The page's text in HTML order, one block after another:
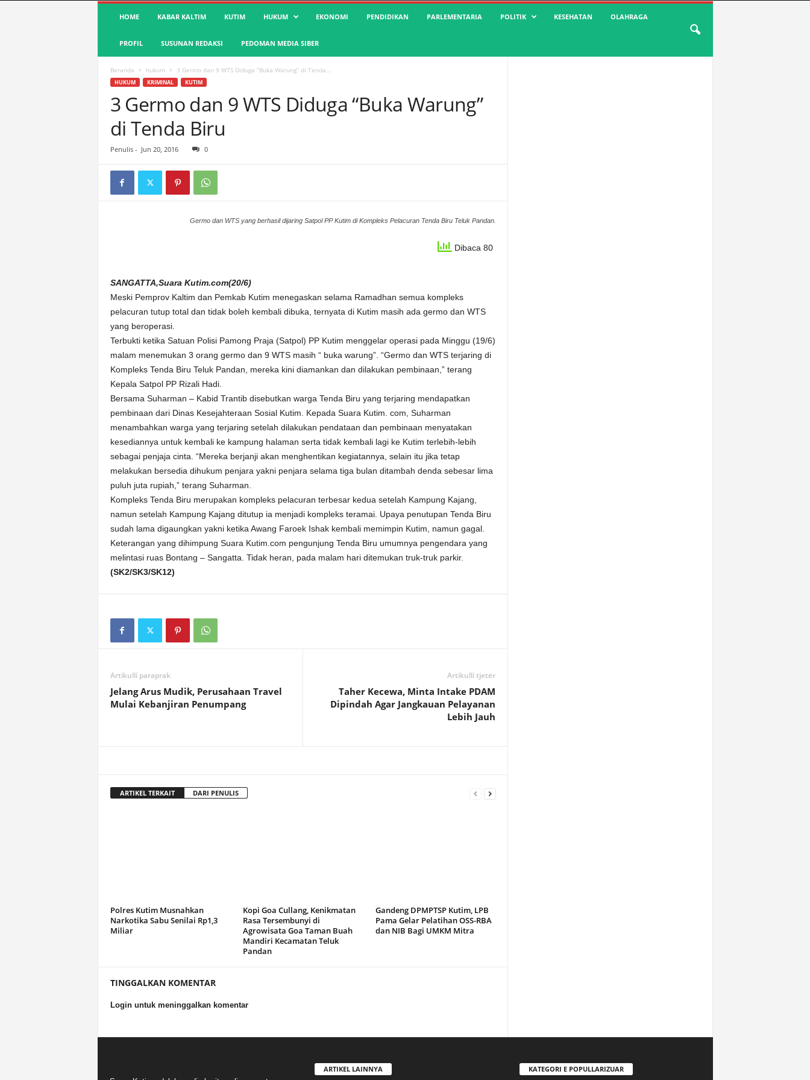
S
a
HOME KABAR KALTIM KUTIM HUKUM EKONOMI PENDIDIKAN PARLEMENTARIA POLITIK KESEHATAN OLAHRAGA
PROFIL SUSUNAN REDAKSI PEDOMAN MEDIA SIBER
Beranda hukum 3 Germo dan 9 WTS Diduga “Buka Warung” di Tenda...
HUKUM KRIMINAL KUTIM
3 Germo dan 9 WTS Diduga “Buka Warung”
di Tenda Biru
Penulis - Jun 20, 2016 0
Germo dan WTS yang berhasil dijaring Satpol PP Kutim di Kompleks Pelacuran Tenda Biru Teluk Pandan.
Dibaca 80
SANGATTA,Suara Kutim.com(20/6)
Meski Pemprov Kaltim dan Pemkab Kutim menegaskan selama Ramadhan semua kompleks
pelacuran tutup total dan tidak boleh kembali dibuka, ternyata di Kutim masih ada germo dan WTS
yang beroperasi.
Terbukti ketika Satuan Polisi Pamong Praja (Satpol) PP Kutim menggelar operasi pada Minggu (19/6)
malam menemukan 3 orang germo dan 9 WTS masih “ buka warung”. “Germo dan WTS terjaring di
Kompleks Tenda Biru Teluk Pandan, mereka kini diamankan dan dilakukan pembinaan,” terang
Kepala Satpol PP Rizali Hadi.
Bersama Suharman – Kabid Trantib disebutkan warga Tenda Biru yang terjaring mendapatkan
pembinaan dari Dinas Kesejahteraan Sosial Kutim. Kepada Suara Kutim. com, Suharman
menambahkan warga yang terjaring setelah dilakukan pendataan dan pembinaan menyatakan
kesediannya untuk kembali ke kampung halaman serta tidak kembali lagi ke Kutim terlebih-lebih
sebagai penjaja cinta. “Mereka berjanji akan menghentikan kegiatannya, selain itu jika tetap
melakukan bersedia dihukum penjara yakni penjara selama tiga bulan ditambah denda sebesar lima
puluh juta rupiah,” terang Suharman.
Kompleks Tenda Biru merupakan kompleks pelacuran terbesar kedua setelah Kampung Kajang,
namun setelah Kampung Kajang ditutup ia menjadi kompleks teramai. Upaya penutupan Tenda Biru
sudah lama digaungkan yakni ketika Awang Faroek Ishak kembali memimpin Kutim, namun gagal.
Keterangan yang dihimpung Suara Kutim.com pengunjung Tenda Biru umumnya pengendara yang
melintasi ruas Bontang – Sangatta. Tidak heran, pada malam hari ditemukan truk-truk parkir.
(SK2/SK3/SK12)
Artikulli paraprak
Jelang Arus Mudik, Perusahaan Travel
Mulai Kebanjiran Penumpang
Artikulli tjetër
Taher Kecewa, Minta Intake PDAM
Dipindah Agar Jangkauan Pelayanan
Lebih Jauh
ARTIKEL TERKAIT DARI PENULIS
Polres Kutim Musnahkan
Narkotika Sabu Senilai Rp1,3
Miliar
Kopi Goa Cullang, Kenikmatan
Rasa Tersembunyi di
Agrowisata Goa Taman Buah
Mandiri Kecamatan Teluk
Pandan
Gandeng DPMPTSP Kutim, LPB
Pama Gelar Pelatihan OSS-RBA
dan NIB Bagi UMKM Mitra
TINGGALKAN KOMENTAR
Login untuk meninggalkan komentar
ARTIKEL LAINNYA KATEGORI E POPULLARIZUAR